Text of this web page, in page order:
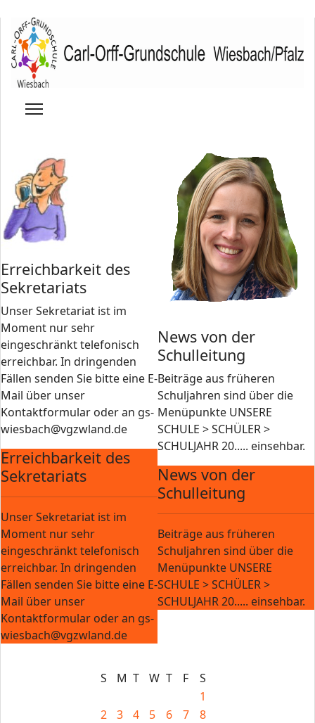
Erreichbarkeit des
Sekretariats
Unser Sekretariat ist im
Moment nur sehr
eingeschränkt telefonisch
erreichbar. In dringenden
Fällen senden Sie bitte eine E-
Mail über unser
Kontaktformular oder an gs-
wiesbach@vgzwland.de
Erreichbarkeit des
Sekretariats
Unser Sekretariat ist im
Moment nur sehr
eingeschränkt telefonisch
erreichbar. In dringenden
Fällen senden Sie bitte eine E-
Mail über unser
Kontaktformular oder an gs-
wiesbach@vgzwland.de
News von der
Schulleitung
Beiträge aus früheren
Schuljahren sind über die
Menüpunkte UNSERE
SCHULE > SCHÜLER >
SCHULJAHR 20..... einsehbar.
News von der
Schulleitung
Beiträge aus früheren
Schuljahren sind über die
Menüpunkte UNSERE
SCHULE > SCHÜLER >
SCHULJAHR 20..... einsehbar.
S M T W T F
S
1
2
3 4 5 6 7
8